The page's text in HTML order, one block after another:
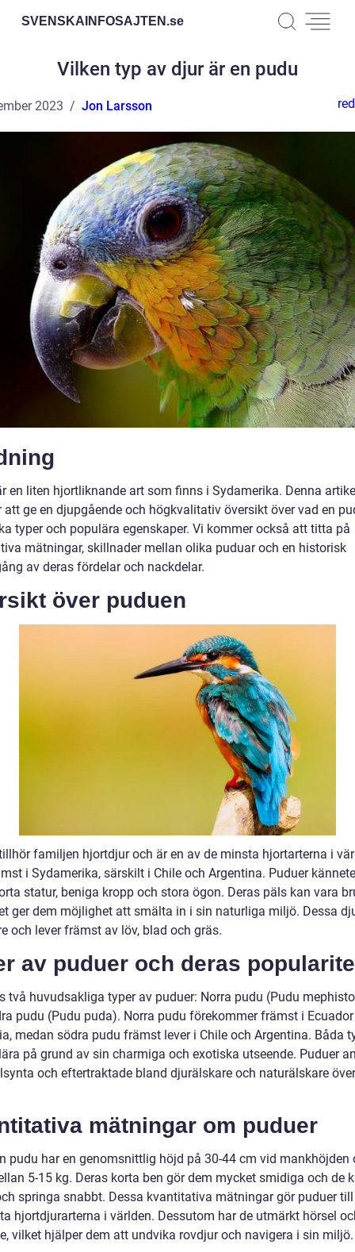
SVENSKAINFOSAJTEN.se
Vilken typ av djur är en pudu
2023 Jon Larsson
en liten hjortliknande art som finns i Sydamerika. Denna
att ge en djupgående och högkvalitativ översikt över vad en
typer och populära egenskaper. Vi kommer också att titta på
mätningar, skillnader mellan olika puduar och en historisk
av deras fördelar och nackdelar.
över puduen
familjen hjortdjur och är en av de minsta hjortarterna i
i Sydamerika, särskilt i Chile och Argentina. Puduer
statur, beniga kropp och stora ögon. Deras päls kan vara
ger dem möjlighet att smälta in i sin naturliga miljö. Dessa
och lever främst av löv, blad och gräs.
av puduer och deras
två huvudsakliga typer av puduer: Norra pudu (Pudu
pudu (Pudu puda). Norra pudu förekommer främst i
medan södra pudu främst lever i Chile och Argentina. Båda
på grund av sin charmiga och exotiska utseende. Puduer
och eftertraktade bland djurälskare och naturälskare
mätningar om puduer
pudu har en genomsnittlig höjd på 30-44 cm vid mankhöjden
5-15 kg. Deras korta ben gör dem mycket smidiga och de
springa snabbt. Dessa kvantitativa mätningar gör puduer
hjortdjurarterna i världen. Dessutom har de utmärkt hörsel
vilket hjälper dem att undvika rovdjur och navigera i sin miljö.